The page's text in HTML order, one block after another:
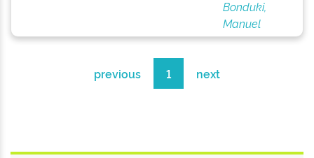
Bonduki,
Manuel
previous 1 next